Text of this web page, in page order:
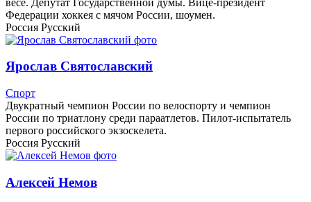
Федерации хоккея с мячом России, шоумен.
Россия Русский
Ярослав Святославский
Спорт
Двукратный чемпион России по велоспорту и чемпион
России по триатлону среди параатлетов. Пилот-испытатель
первого российского экзоскелета.
Россия Русский
Алексей Немов